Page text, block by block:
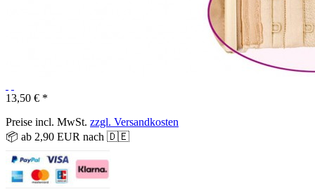
13,50 € *
Preise incl. MwSt. zzgl. Versandkosten
📦 ab 2,90 EUR nach 🇩🇪